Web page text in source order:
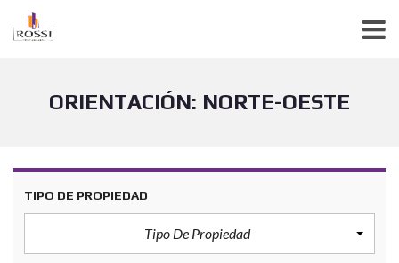
ORIENTACIÓN: NORTE-OESTE
TIPO DE PROPIEDAD
Tipo De Propiedad